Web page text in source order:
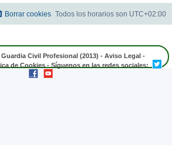
Todos los horarios son UTC+02:00
Borrar cookies
Civil Profesional (2013) - Aviso Legal -
de Cookies- Síguenos en las redes sociales: